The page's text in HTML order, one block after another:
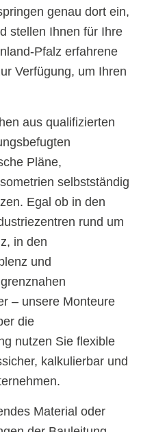
genau dort ein,
stellen Ihnen für Ihre
Pfalz erfahrene
Verfügung, um Ihren
aus qualifizierten
Pläne,
selbstständig
Egal ob in den
rund um
in den
und
– unsere Monteure
die
nutzen Sie flexible
kalkulierbar und
Material oder